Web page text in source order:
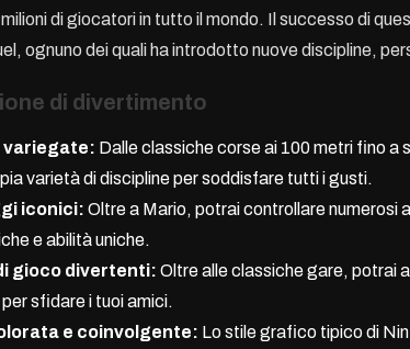
di giocatori in tutto il mondo. Il successo di
ognuno dei quali ha introdotto nuove discipline,
di divertimento
variegate: Dalle classiche corse ai 100 metri fino a
varietà di discipline per soddisfare tutti i gusti.
iconici: Oltre a Mario, potrai controllare numerosi
e abilità uniche.
gioco divertenti: Oltre alle classiche gare, potrai
sfidare i tuoi amici.
e coinvolgente: Lo stile grafico tipico di